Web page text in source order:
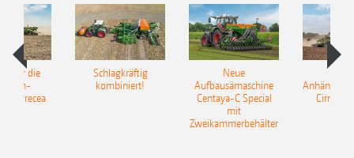
für die
Precea
Schlagkräftig
kombiniert!
Neue
Aufbausämaschine
Centaya-C Special
mit
Zweikammerbehälter
Cirrus